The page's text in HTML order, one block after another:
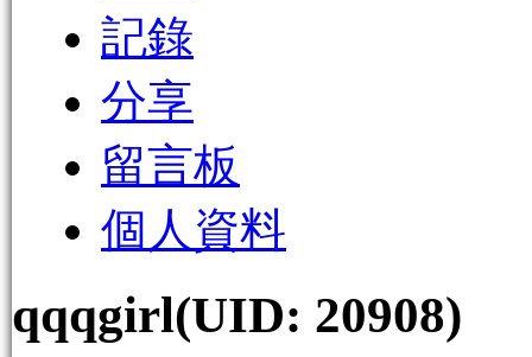
記錄
分享
留言板
個人資料
qqqgirl(UID: 20908)